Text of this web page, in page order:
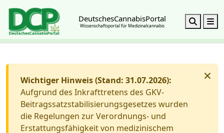
DeutschesCannabisPortal
Wissenschaftsportal für Medizinalcannabis Search
×
Wichtiger Hinweis (Stand: 31.07.2026):
Aufgrund des Inkrafttretens des GKV-
Beitragssatzstabilisierungsgesetzes wurden
die Regelungen zur Verordnungs- und
Erstattungsfähigkeit von medizinischem